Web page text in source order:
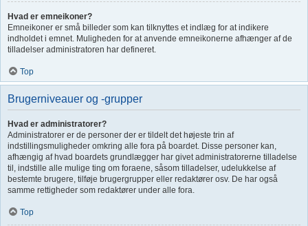
Hvad er emneikoner?
Emneikoner er små billeder som kan tilknyttes et indlæg for at indikere
indholdet i emnet. Muligheden for at anvende emneikonerne afhænger af de
tilladelser administratoren har defineret.
Top
Brugerniveauer og -grupper
Hvad er administratorer?
Administratorer er de personer der er tildelt det højeste trin af
indstillingsmuligheder omkring alle fora på boardet. Disse personer kan,
afhængig af hvad boardets grundlægger har givet administratorerne tilladelse
til, indstille alle mulige ting om foraene, såsom tilladelser, udelukkelse af
bestemte brugere, tilføje brugergrupper eller redaktører osv. De har også
samme rettigheder som redaktører under alle fora.
Top